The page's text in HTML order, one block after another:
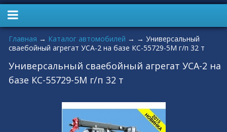
Вы здесь
Главная → Каталог автомобилей → → Универсальный
сваебойный агрегат УСА-2 на базе КС-55729-5М г/п 32 т
Универсальный сваебойный агрегат УСА-2 на
базе КС-55729-5М г/п 32 т